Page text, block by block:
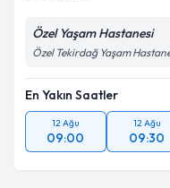
Özel Yaşam Hastanesi
Özel Tekirdağ Yaşam
En Yakın Saatler
12 Ağu
09:00
12 Ağu
09:30